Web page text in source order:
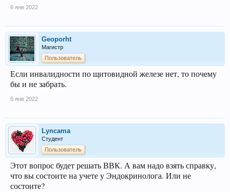
6 янв 2022
Geoporht
Магистр
Пользователь
Если инвалидности по щитовидной железе нет, то почему
бы и не забрать.
6 янв 2022
Lyncama
Студент
Пользователь
Этот вопрос будет решать ВВК. А вам надо взять справку,
что вы состоите на учете у Эндокринолога. Или не
состоите?